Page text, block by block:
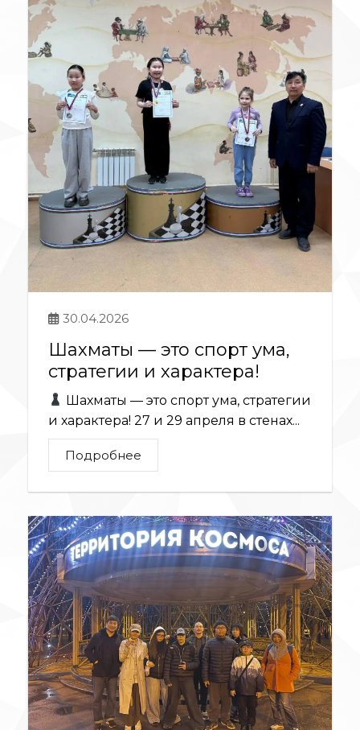
30.04.2026
Шахматы — это спорт ума,
стратегии и характера!
Шахматы — это спорт ума, стратегии
и характера! 27 и 29 апреля в стенах...
Подробнее